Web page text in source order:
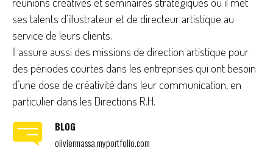
ses talents d’illustrateur et de directeur artistique au
service de leurs clients.
Il assure aussi des missions de direction artistique pour
des périodes courtes dans les entreprises qui ont besoin
d’une dose de créativité dans leur communication, en
particulier dans les Directions R.H.
BLOG
oliviermassa.myportfolio.com